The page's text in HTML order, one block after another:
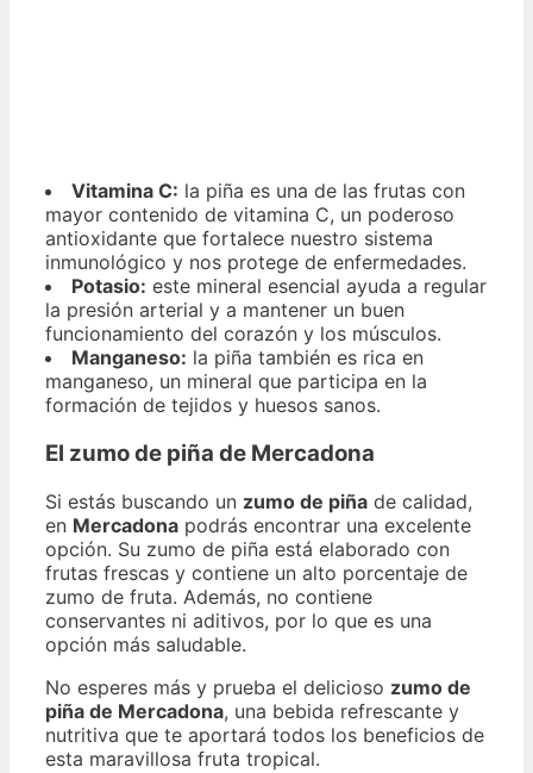
Vitamina C: la piña es una de las frutas con
mayor contenido de vitamina C, un poderoso
antioxidante que fortalece nuestro sistema
inmunológico y nos protege de enfermedades.
Potasio: este mineral esencial ayuda a regular
la presión arterial y a mantener un buen
funcionamiento del corazón y los músculos.
Manganeso: la piña también es rica en
manganeso, un mineral que participa en la
formación de tejidos y huesos sanos.
El zumo de piña de Mercadona
Si estás buscando un zumo de piña de calidad,
en Mercadona podrás encontrar una excelente
opción. Su zumo de piña está elaborado con
frutas frescas y contiene un alto porcentaje de
zumo de fruta. Además, no contiene
conservantes ni aditivos, por lo que es una
opción más saludable.
No esperes más y prueba el delicioso zumo de
piña de Mercadona, una bebida refrescante y
nutritiva que te aportará todos los beneficios de
esta maravillosa fruta tropical.